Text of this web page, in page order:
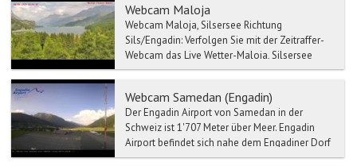
Webcam Maloja
Webcam Maloja, Silsersee Richtung
Sils/Engadin: Verfolgen Sie mit der Zeitraffer-
Webcam das Live Wetter-Maloja, Silsersee
Richtung Si...
Webcam Samedan (Engadin)
Der Engadin Airport von Samedan in der
Schweiz ist 1'707 Meter über Meer. Engadin
Airport befindet sich nahe dem Engadiner Dorf
Samedan, rund 5 Km...